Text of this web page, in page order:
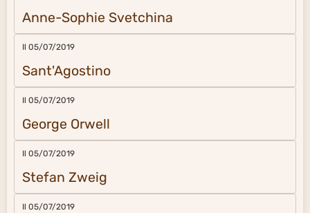
Anne-Sophie Svetchina
Il 05/07/2019
Sant'Agostino
Il 05/07/2019
George Orwell
Il 05/07/2019
Stefan Zweig
Il 05/07/2019